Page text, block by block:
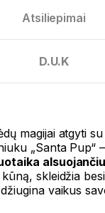
Atsiliepimai
D.U.K
magijai atgyti
„Santa Pup“ –
skleidžia
vaikus